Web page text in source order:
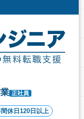
正社員
休日120日以上